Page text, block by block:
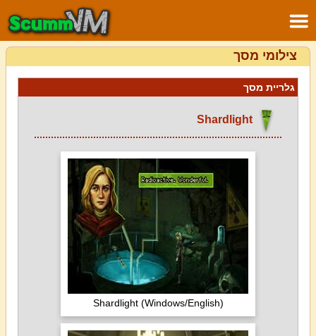
צילומי מסך
גלריית מסך
Shardlight (Windows/English)